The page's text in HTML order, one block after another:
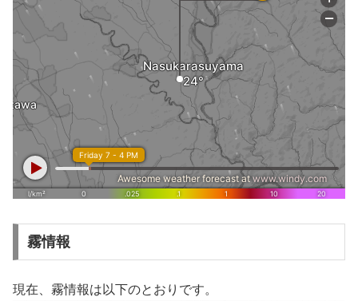
霧情報
現在、霧情報は以下のとおりです。